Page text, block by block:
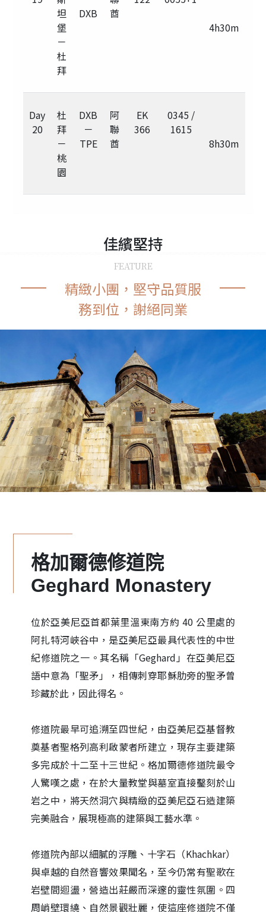
坦
堡
－
杜
拜
DXB
酋
4h30m
Day
20
杜
拜
－
桃
園
DXB
－
TPE
阿
聯
酋
EK
366
0345 /
1615
8h30m
佳繽堅持
FEATURE
精緻小團，堅守品質服
務到位，謝絕同業
格加爾德修道院
Geghard Monastery
位於亞美尼亞首都葉里溫東南方約 40 公里處的
阿扎特河峽谷中，是亞美尼亞最具代表性的中世
紀修道院之一。其名稱「Geghard」在亞美尼亞
語中意為「聖矛」，相傳刺穿耶穌肋旁的聖矛曾
珍藏於此，因此得名。
修道院最早可追溯至四世紀，由亞美尼亞基督教
奠基者聖格列高利啟蒙者所建立，現存主要建築
多完成於十二至十三世紀。格加爾德修道院最令
人驚嘆之處，在於大量教堂與墓室直接鑿刻於山
岩之中，將天然洞穴與精緻的亞美尼亞石造建築
完美融合，展現極高的建築與工藝水準。
修道院內部以細膩的浮雕、十字石（Khachkar）
與卓越的自然音響效果聞名，至今仍常有聖歌在
岩壁間迴盪，營造出莊嚴而深邃的靈性氛圍。四
周峭壁環繞、自然景觀壯麗，使這座修道院不僅